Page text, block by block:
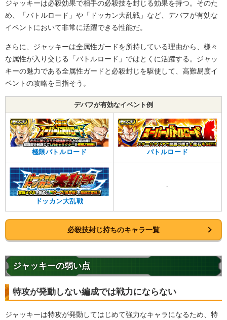
ジャッキーは必殺効果で相手の必殺技を封じる効果を持つ。そのた
め、「バトルロード」や「ドッカン大乱戦」など、デバフが有効な
イベントにおいて非常に活躍できる性能だ。
さらに、ジャッキーは全属性ガードを所持している理由から、様々
な属性が入り交じる「バトルロード」ではとくに活躍する。ジャッ
キーの魅力である全属性ガードと必殺封じを駆使して、高難易度イ
ベントの攻略を目指そう。
デバフが有効なイベント例
極限バトルロード バトルロード
ドッカン大乱戦
-
必殺技封じ持ちのキャラ一覧
ジャッキーの弱い点
特攻が発動しない編成では戦力にならない
ジャッキーは特攻が発動してはじめて強力なキャラになるため、特